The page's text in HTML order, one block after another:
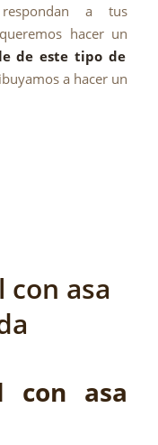
a tus
hacer un
de este tipo de
a hacer un
con asa
con asa